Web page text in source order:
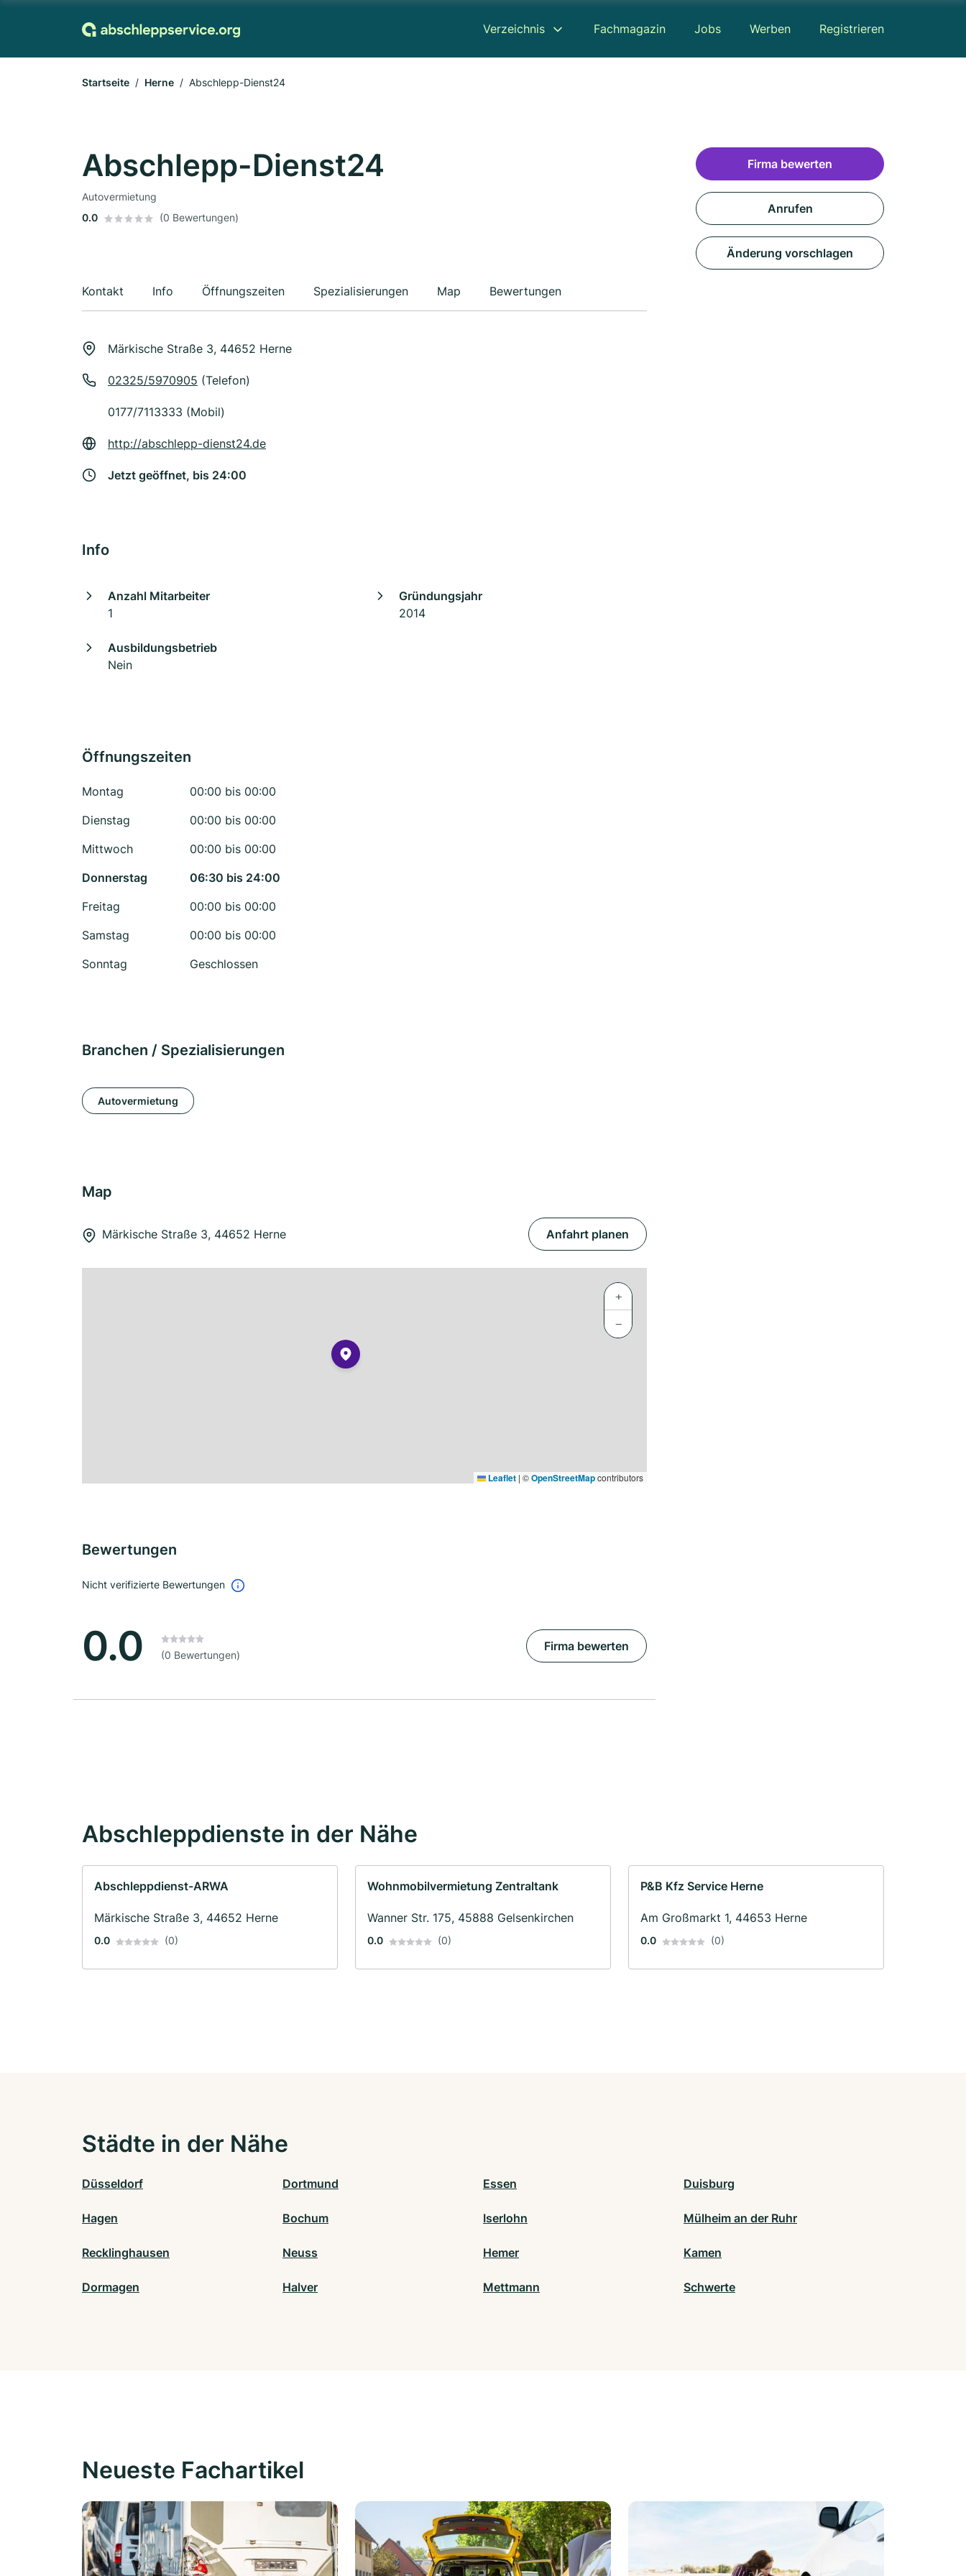
Verzeichnis Fachmagazin Jobs Werben Registrieren
Startseite Herne Abschlepp-Dienst24
Abschlepp-Dienst24
Autovermietung
0.0
(0 Bewertungen)
Kontakt Info Öffnungszeiten Spezialisierungen Map Bewertungen
Märkische Straße 3, 44652 Herne
02325/5970905 (Telefon)
0177/7113333 (Mobil)
http://abschlepp-dienst24.de
Jetzt geöffnet, bis 24:00
Info
Anzahl Mitarbeiter
1
Gründungsjahr
2014
Ausbildungsbetrieb
Nein
Öffnungszeiten
Montag
00:00 bis 00:00
Dienstag
00:00 bis 00:00
Mittwoch
00:00 bis 00:00
Donnerstag
06:30 bis 24:00
Freitag
00:00 bis 00:00
Samstag
00:00 bis 00:00
Sonntag
Geschlossen
Branchen / Spezialisierungen
Autovermietung
Map
Märkische Straße 3, 44652 Herne Anfahrt planen
+
−
Leaflet | ©OpenStreetMapcontributors
Bewertungen
Nicht verifizierte Bewertungen
0.0 (0 Bewertungen)
Firma bewerten
Firma bewerten
Anrufen
Änderung vorschlagen
Abschleppdienste in der Nähe
Abschleppdienst-ARWA
Märkische Straße 3, 44652 Herne
0.0 (0)
Wohnmobilvermietung Zentraltank
Wanner Str. 175, 45888 Gelsenkirchen
0.0 (0)
P&B Kfz Service Herne
Am Großmarkt 1, 44653 Herne
0.0 (0)
Städte in der Nähe
Düsseldorf Dortmund Essen Duisburg
Hagen Bochum Iserlohn Mülheim an der Ruhr
Recklinghausen Neuss Hemer Kamen
Dormagen Halver Mettmann Schwerte
Neueste Fachartikel